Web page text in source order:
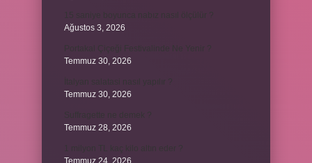
Ağustos 3, 2026
Temmuz 30, 2026
Temmuz 30, 2026
Temmuz 28, 2026
Temmuz 24, 2026